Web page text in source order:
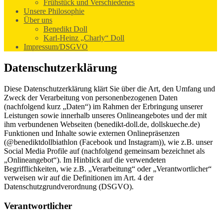
Frühstück und Verschiedenes
Unsere Philosophie
Über uns
Benedikt Doll
Karl-Heinz „Charly“ Doll
Impressum/DSGVO
Datenschutzerklärung
Diese Datenschutzerklärung klärt Sie über die Art, den Umfang und
Zweck der Verarbeitung von personenbezogenen Daten
(nachfolgend kurz „Daten“) im Rahmen der Erbringung unserer
Leistungen sowie innerhalb unseres Onlineangebotes und der mit
ihm verbundenen Webseiten (benedikt-doll.de, dollskueche.de)
Funktionen und Inhalte sowie externen Onlinepräsenzen
(@benediktdollbiathlon (Facebook und Instagram)), wie z.B. unser
Social Media Profile auf (nachfolgend gemeinsam bezeichnet als
„Onlineangebot“). Im Hinblick auf die verwendeten
Begrifflichkeiten, wie z.B. „Verarbeitung“ oder „Verantwortlicher“
verweisen wir auf die Definitionen im Art. 4 der
Datenschutzgrundverordnung (DSGVO).
Verantwortlicher